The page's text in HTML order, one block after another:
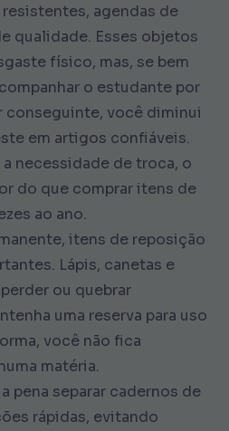
agendas de
qualidade. Esses objetos
físico, mas, se bem
o estudante por
conseguinte, você diminui
em artigos confiáveis.
necessidade de troca, o
do que comprar itens de
ao ano.
itens de reposição
Lápis, canetas e
ou quebrar
uma reserva para uso
você não fica
matéria.
pena separar cadernos de
rápidas, evitando